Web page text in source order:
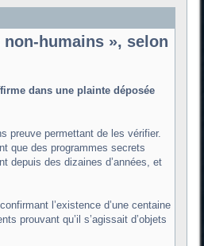
humains », selon
dans une plainte déposée
preuve permettant de les vérifier.
que des programmes secrets
depuis des dizaines d’années, et
l’existence d’une centaine
prouvant qu’il s’agissait d’objets